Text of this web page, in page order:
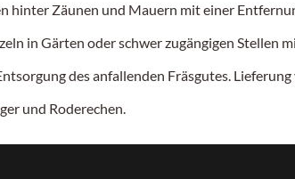
hinter Zäunen und Mauern mit einer
in Gärten oder schwer zugängigen
des anfallenden Fräsgutes.
und Roderechen.